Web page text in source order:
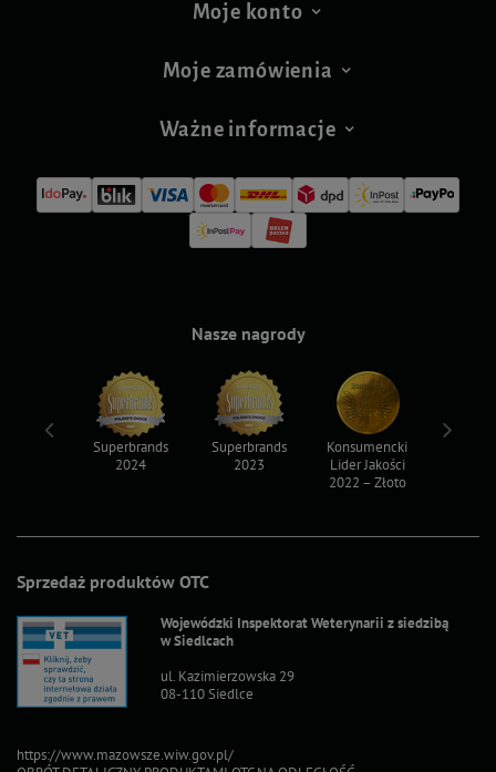
Moje konto
Moje zamówienia
Ważne informacje
Sprzedaż produktów OTC
Wojewódzki Inspektorat Weterynarii z siedzibą
w Siedlcach
ul. Kazimierzowska 29
08-110 Siedlce
https://www.mazowsze.wiw.gov.pl/
Nasze nagrody
Superbrands
2024
Superbrands
2023
Konsumencki
Lider Jakości
2022 – Złoto